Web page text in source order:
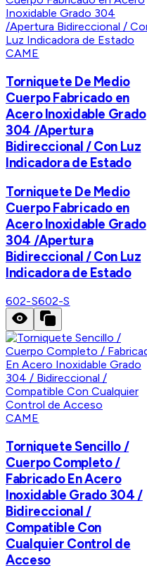
CAME
Torniquete De Medio
Cuerpo Fabricado en
Acero Inoxidable Grado
304 /Apertura
Bidireccional / Con Luz
Indicadora de Estado
Torniquete De Medio
Cuerpo Fabricado en
Acero Inoxidable Grado
304 /Apertura
Bidireccional / Con Luz
Indicadora de Estado
602-S602-S
CAME
Torniquete Sencillo /
Cuerpo Completo /
Fabricado En Acero
Inoxidable Grado 304 /
Bidireccional /
Compatible Con
Cualquier Control de
Acceso